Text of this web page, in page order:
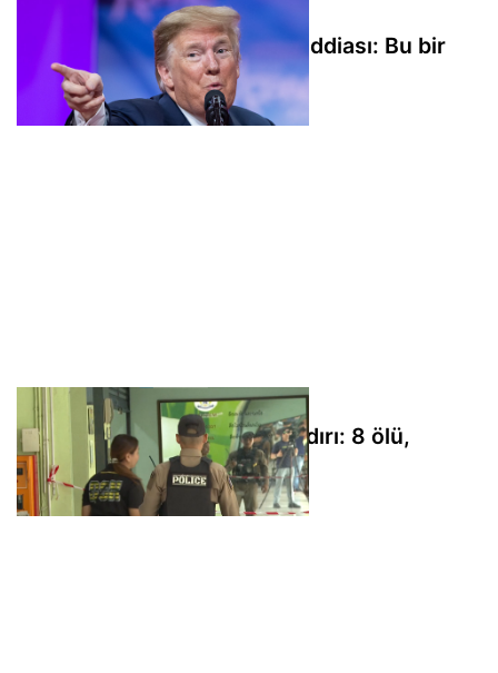
Trump'tan yansıma havuzu iddiası: Bu bir
vandalizm eylemi
Tayland'da okulda silahlı saldırı: 8 ölü,
30'dan fazla yaralı